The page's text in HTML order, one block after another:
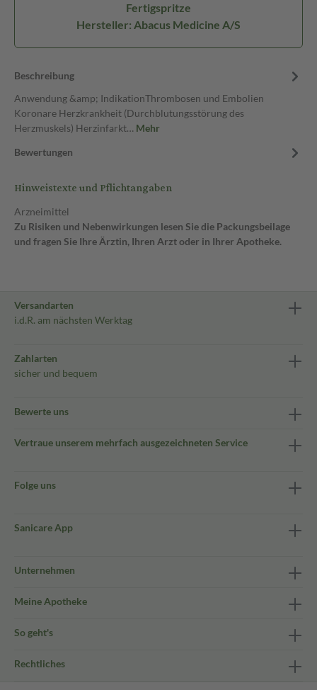
Fertigspritze
Hersteller: Abacus Medicine A/S
Beschreibung
Anwendung &amp; IndikationThrombosen und Embolien
Koronare Herzkrankheit (Durchblutungsstörung des
Herzmuskels) Herzinfarkt… Mehr
Bewertungen
Hinweistexte und Pflichtangaben
Arzneimittel
Zu Risiken und Nebenwirkungen lesen Sie die Packungsbeilage
und fragen Sie Ihre Ärztin, Ihren Arzt oder in Ihrer Apotheke.
Versandarten
i.d.R. am nächsten Werktag
Zahlarten
sicher und bequem
Bewerte uns
Vertraue unserem mehrfach ausgezeichneten Service
Folge uns
Sanicare App
Unternehmen
Meine Apotheke
So geht's
Rechtliches